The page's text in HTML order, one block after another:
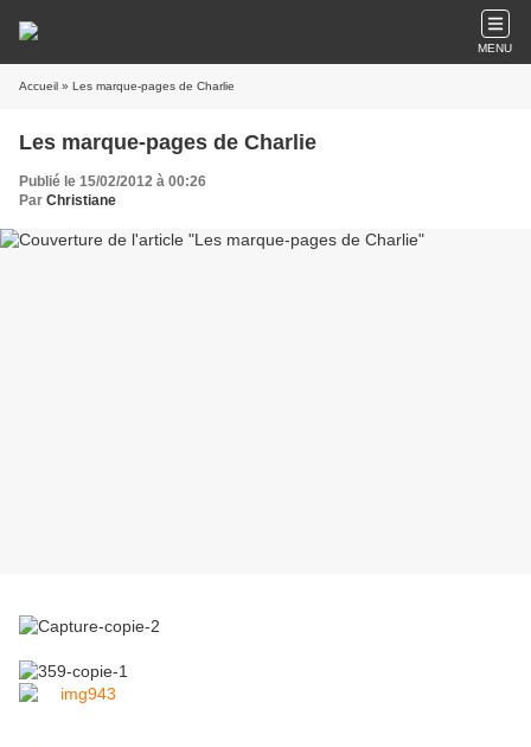
MENU
Accueil » Les marque-pages de Charlie
Les marque-pages de Charlie
Publié le 15/02/2012 à 00:26
Par Christiane